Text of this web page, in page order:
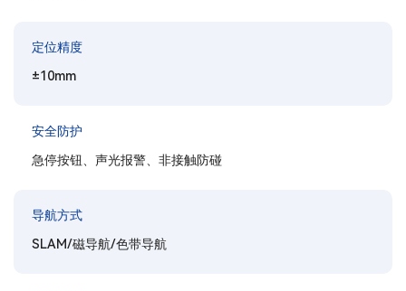
定位精度
±10mm
安全防护
急停按钮、声光报警、非接触防碰
导航方式
SLAM/磁导航/色带导航